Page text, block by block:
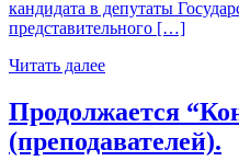
кандидата в депутаты
представительного […]
Читать далее
Продолжается
(преподавателей).